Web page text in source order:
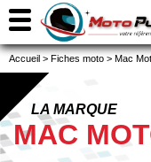
Accueil > Fiches moto > Mac
LA MARQUE
MAC